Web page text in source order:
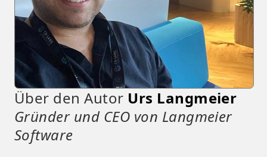
Über den Autor Urs Langmeier
Gründer und CEO von Langmeier
Software